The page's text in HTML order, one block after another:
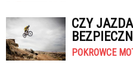
CZY
POKROWCE